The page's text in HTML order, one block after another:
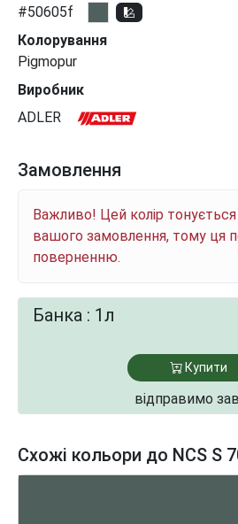
#50605f
Колорування
Pigmopur
Виробник
ADLER
Замовлення
Важливо! Цей колір тонується
вашого замовлення, тому ця
поверненню.
Банка : 1л
Купити
відправимо
Схожі кольори до NCS S